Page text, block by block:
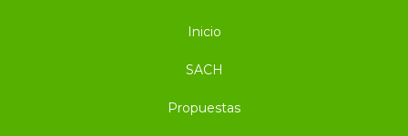
Inicio
SACH
Propuestas